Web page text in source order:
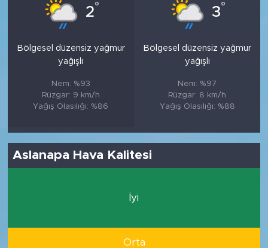
2°
Bölgesel düzensiz yağmur
yağışlı
Nem: %93
Rüzgar: 9 km/h
Yağış Olasılığı: %86
3°
Bölgesel düzensiz yağmur
yağışlı
Nem: %97
Rüzgar: 8 km/h
Yağış Olasılığı: %88
Aslanapa Hava Kalitesi
İyi
Orta